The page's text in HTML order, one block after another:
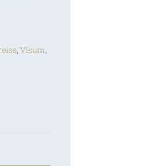
,Visum,